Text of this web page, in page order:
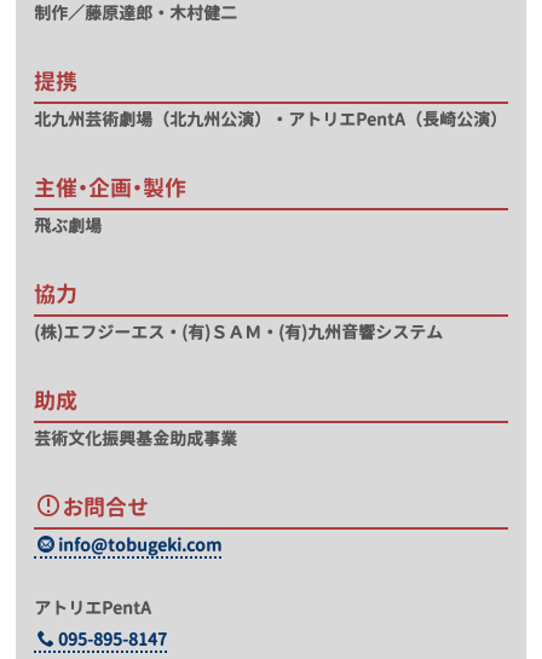
制作／藤原達郎・木村健二
提携
北九州芸術劇場（北九州公演）・アトリエPentA（長崎公演）
主催・企画・製作
飛ぶ劇場
協力
(株)エフジーエス・(有)ＳＡＭ・(有)九州音響システム
助成
芸術文化振興基金助成事業
お問合せ
info@tobugeki.com
アトリエPentA
095-895-8147